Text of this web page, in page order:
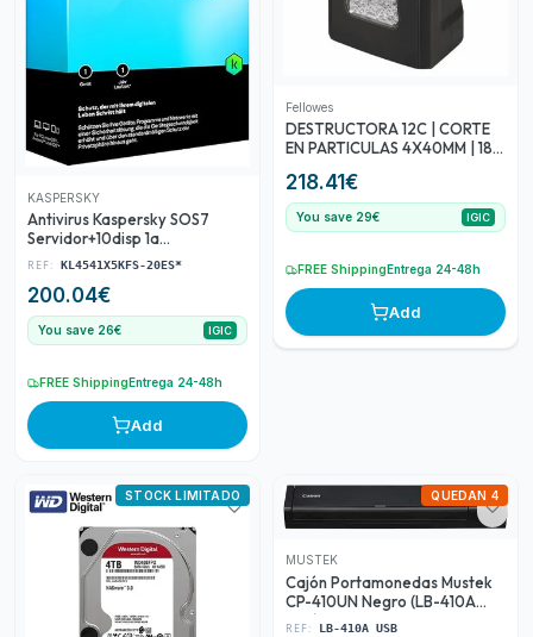
KASPERSKY
Antivirus Kaspersky SOS7
Servidor+10disp 1a
KL4541X5KFS
REF: KL4541X5KFS-20ES*
200.04€
You save 26€ IGIC
FREE Shipping Entrega 24-48h
Add
Fellowes
DESTRUCTORA 12C | CORTE
EN PARTICULAS 4X40MM | 18
218.41€
You save 29€ IGIC
FREE ShippingEntrega 24-48h
Add
STOCK LIMITADO
MUSTEK
Cajón Portamonedas Mustek
CP-410UN Negro (LB-410A
USB)
REF: LB-410A USB
QUEDAN 4